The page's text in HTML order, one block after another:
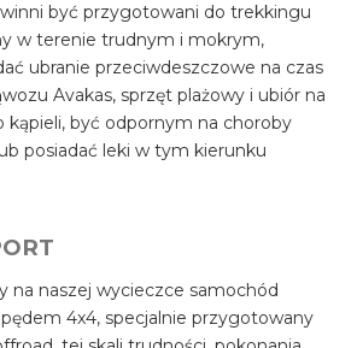
być przygotowani do trekkingu
w terenie trudnym i mokrym,
ubranie przeciwdeszczowe na czas
Avakas, sprzęt plażowy i ubiór na
kąpieli, być odpornym na choroby
posiadać leki w tym kierunku
na naszej wycieczce samochód
4x4, specjalnie przygotowany